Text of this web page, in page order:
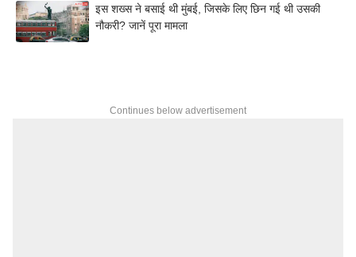
इस शख्स ने बसाई थी मुंबई, जिसके लिए छिन गई थी उसकी
नौकरी? जानें पूरा मामला
Continues below advertisement